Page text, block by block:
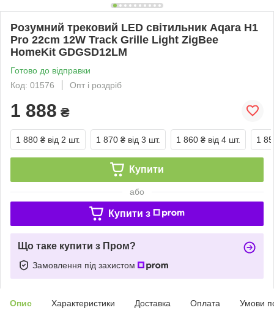
Розумний трековий LED світильник Aqara H1
Pro 22cm 12W Track Grille Light ZigBee
HomeKit GDGSD12LM
Готово до відправки
Код: 01576
Опт і роздріб
1 888 ₴
1 880 ₴ від 2 шт. 1 870 ₴ від 3 шт. 1 860 ₴ від 4 шт. 1
Купити
або
Купити з
Що таке купити з Пром?
Замовлення під захистом
Опис Характеристики Доставка Оплата Умови